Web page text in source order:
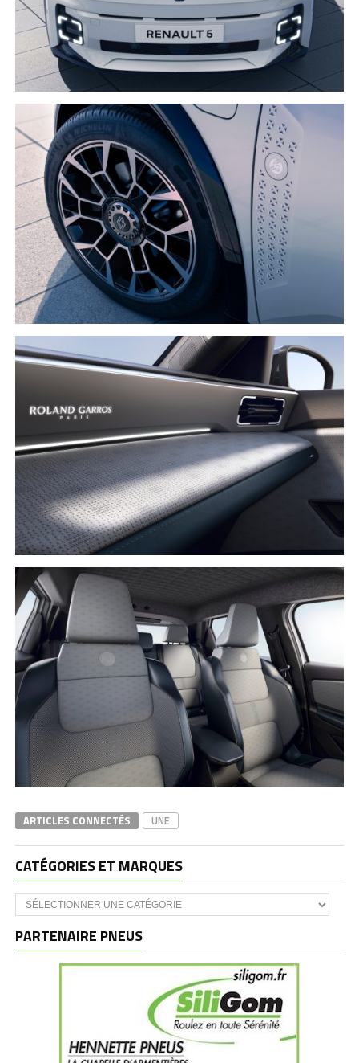
ARTICLES CONNECTÉS UNE
CATÉGORIES ET MARQUES
Catégories
et
PARTENAIRE PNEUS